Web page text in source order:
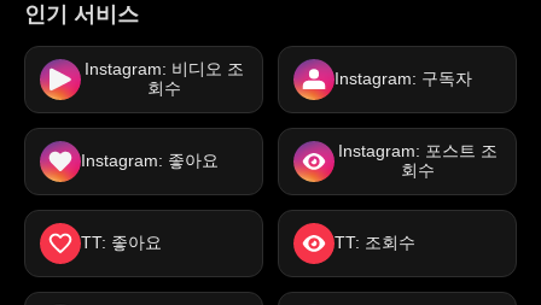
인기 서비스
Instagram: 비디오 조
회수
Instagram: 구독자
Instagram: 좋아요
Instagram: 포스트 조
회수
TT: 좋아요 TT: 조회수